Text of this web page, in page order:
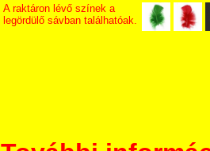
A raktáron lévő színek a
legördülő sávban találhatóak.